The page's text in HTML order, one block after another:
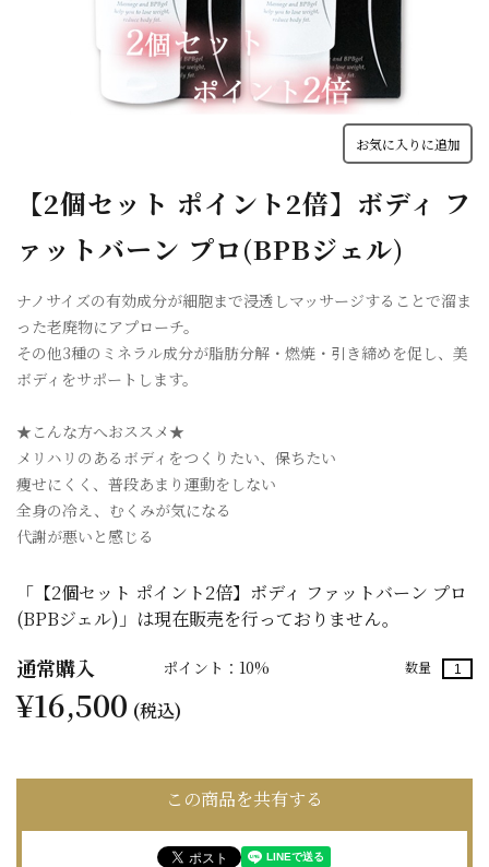
お気に入りに追加
【2個セット ポイント2倍】ボディ フ
ァットバーン プロ(BPBジェル)
ナノサイズの有効成分が細胞まで浸透しマッサージすることで溜ま
った老廃物にアプローチ。
その他3種のミネラル成分が脂肪分解・燃焼・引き締めを促し、美
ボディをサポートします。
★こんな方へおススメ★
メリハリのあるボディをつくりたい、保ちたい
痩せにくく、普段あまり運動をしない
全身の冷え、むくみが気になる
代謝が悪いと感じる
「【2個セット ポイント2倍】ボディ ファットバーン プロ
(BPBジェル)」は現在販売を行っておりません。
通常購入 ポイント：10% 数量
¥16,500 (税込)
この商品を共有する